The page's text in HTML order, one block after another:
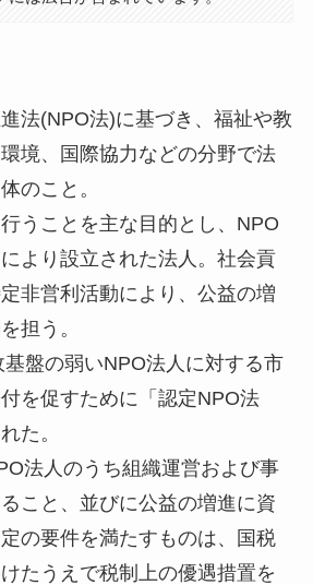
法(NPO法)に基づき、福祉や教
境、国際協力などの分野で法
のこと。
うことを主な目的とし、NPO
より設立された法人。社会貢
非営利活動により、公益の増
担う。
盤の弱いNPO法人に対する市
を促すために「認定NPO法
た。
法人のうち組織運営および事
こと、並びに公益の増進に資
の要件を満たすものは、国税
たうえで税制上の優遇措置を